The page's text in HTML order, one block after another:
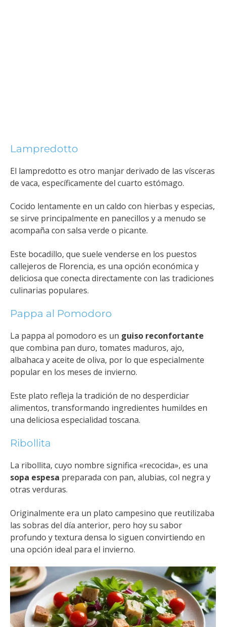
Lampredotto
El lampredotto es otro manjar derivado de las vísceras
de vaca, específicamente del cuarto estómago.
Cocido lentamente en un caldo con hierbas y especias,
se sirve principalmente en panecillos y a menudo se
acompaña con salsa verde o picante.
Este bocadillo, que suele venderse en los puestos
callejeros de Florencia, es una opción económica y
deliciosa que conecta directamente con las tradiciones
culinarias populares.
Pappa al Pomodoro
La pappa al pomodoro es un guiso reconfortante
que combina pan duro, tomates maduros, ajo,
albahaca y aceite de oliva, por lo que especialmente
popular en los meses de invierno.
Este plato refleja la tradición de no desperdiciar
alimentos, transformando ingredientes humildes en
una deliciosa especialidad toscana.
Ribollita
La ribollita, cuyo nombre significa «recocida», es una
sopa espesa preparada con pan, alubias, col negra y
otras verduras.
Originalmente era un plato campesino que reutilizaba
las sobras del día anterior, pero hoy su sabor
profundo y textura densa lo siguen convirtiendo en
una opción ideal para el invierno.